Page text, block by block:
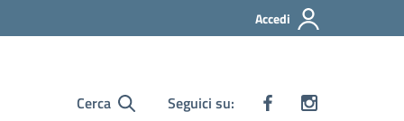
Accedi
Cerca Seguici su: